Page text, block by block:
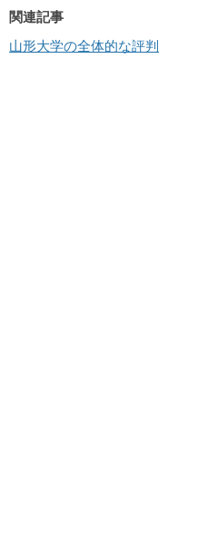
関連記事
山形大学の全体的な評判